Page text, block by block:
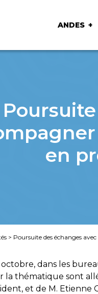
ANDES
en
> Poursuite des échanges
octobre, dans les
la thématique sont
et de M. Etienne